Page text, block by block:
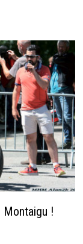
Montaigu !